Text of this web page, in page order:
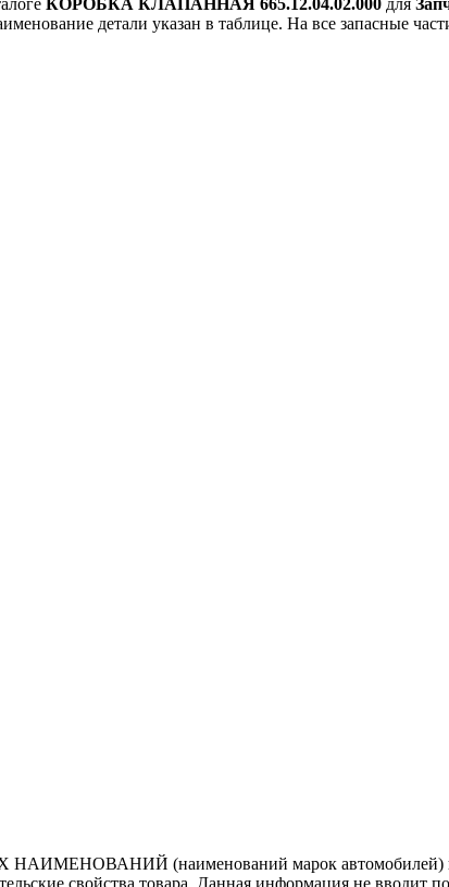
детали указан в таблице. На все запасные
(наименований марок автомобилей)
свойства товара. Данная информация не вводит